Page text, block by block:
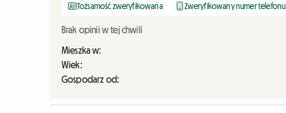
Tożsamość zweryfikowana Zweryfikowany numer telefonu
Brak opinii w tej chwili
Mieszka w:
Wiek:
Gospodarz od: